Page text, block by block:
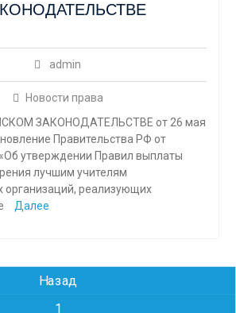
admin
Новости права
ЗАКОНОДАТЕЛЬСТВЕ от 26 мая
Правительства РФ от
утверждении Правил выплаты
лучшим учителям
организаций, реализующих
Далее
Назад
1